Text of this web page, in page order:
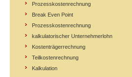
Prozesskostenrechnung
Break Even Point
Prozesskostenrechnung
kalkulatorischer Unternehmerlohn
Kostenträgerrechnung
Teilkostenrechnung
Kalkulation